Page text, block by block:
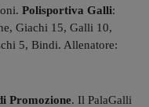
Polisportiva Galli:
Giachi 15, Galli 10,
5, Bindi. Allenatore:
Promozione. Il PalaGalli